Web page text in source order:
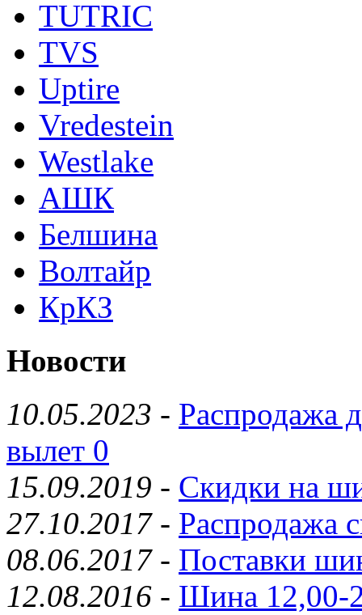
TUTRIC
TVS
Uptire
Vredestein
Westlake
АШК
Белшина
Волтайр
КрКЗ
Новости
10.05.2023 - Распродажа
вылет 0
15.09.2019 - Скидки на
27.10.2017- Распродажа
08.06.2017- Поставки
12.08.2016 - Шина 12,00-